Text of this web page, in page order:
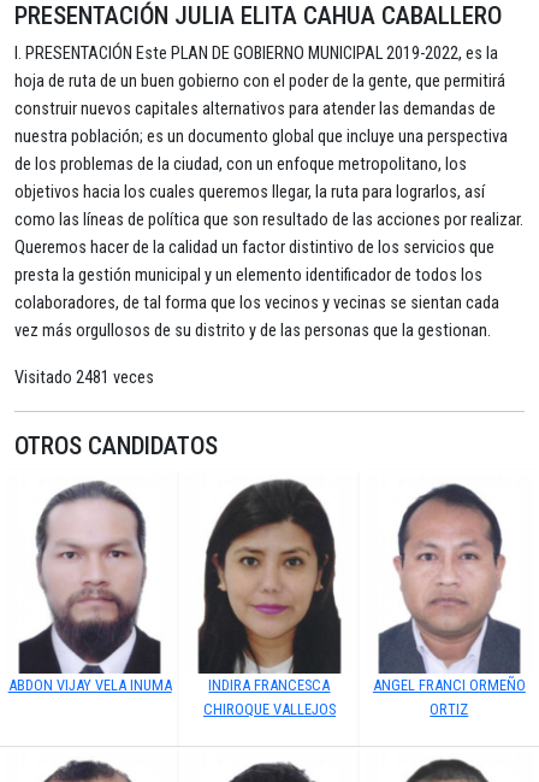
PRESENTACIÓN JULIA ELITA CAHUA CABALLERO
I. PRESENTACIÓN Este PLAN DE GOBIERNO MUNICIPAL 2019-2022, es la
hoja de ruta de un buen gobierno con el poder de la gente, que permitirá
construir nuevos capitales alternativos para atender las demandas de
nuestra población; es un documento global que incluye una perspectiva
de los problemas de la ciudad, con un enfoque metropolitano, los
objetivos hacia los cuales queremos llegar, la ruta para lograrlos, así
como las líneas de política que son resultado de las acciones por realizar.
Queremos hacer de la calidad un factor distintivo de los servicios que
presta la gestión municipal y un elemento identificador de todos los
colaboradores, de tal forma que los vecinos y vecinas se sientan cada
vez más orgullosos de su distrito y de las personas que la gestionan.
Visitado 2481 veces
OTROS CANDIDATOS
ABDON VIJAY VELA INUMA
INDIRA FRANCESCA
CHIROQUE VALLEJOS
ANGEL FRANCI ORMEÑO
ORTIZ